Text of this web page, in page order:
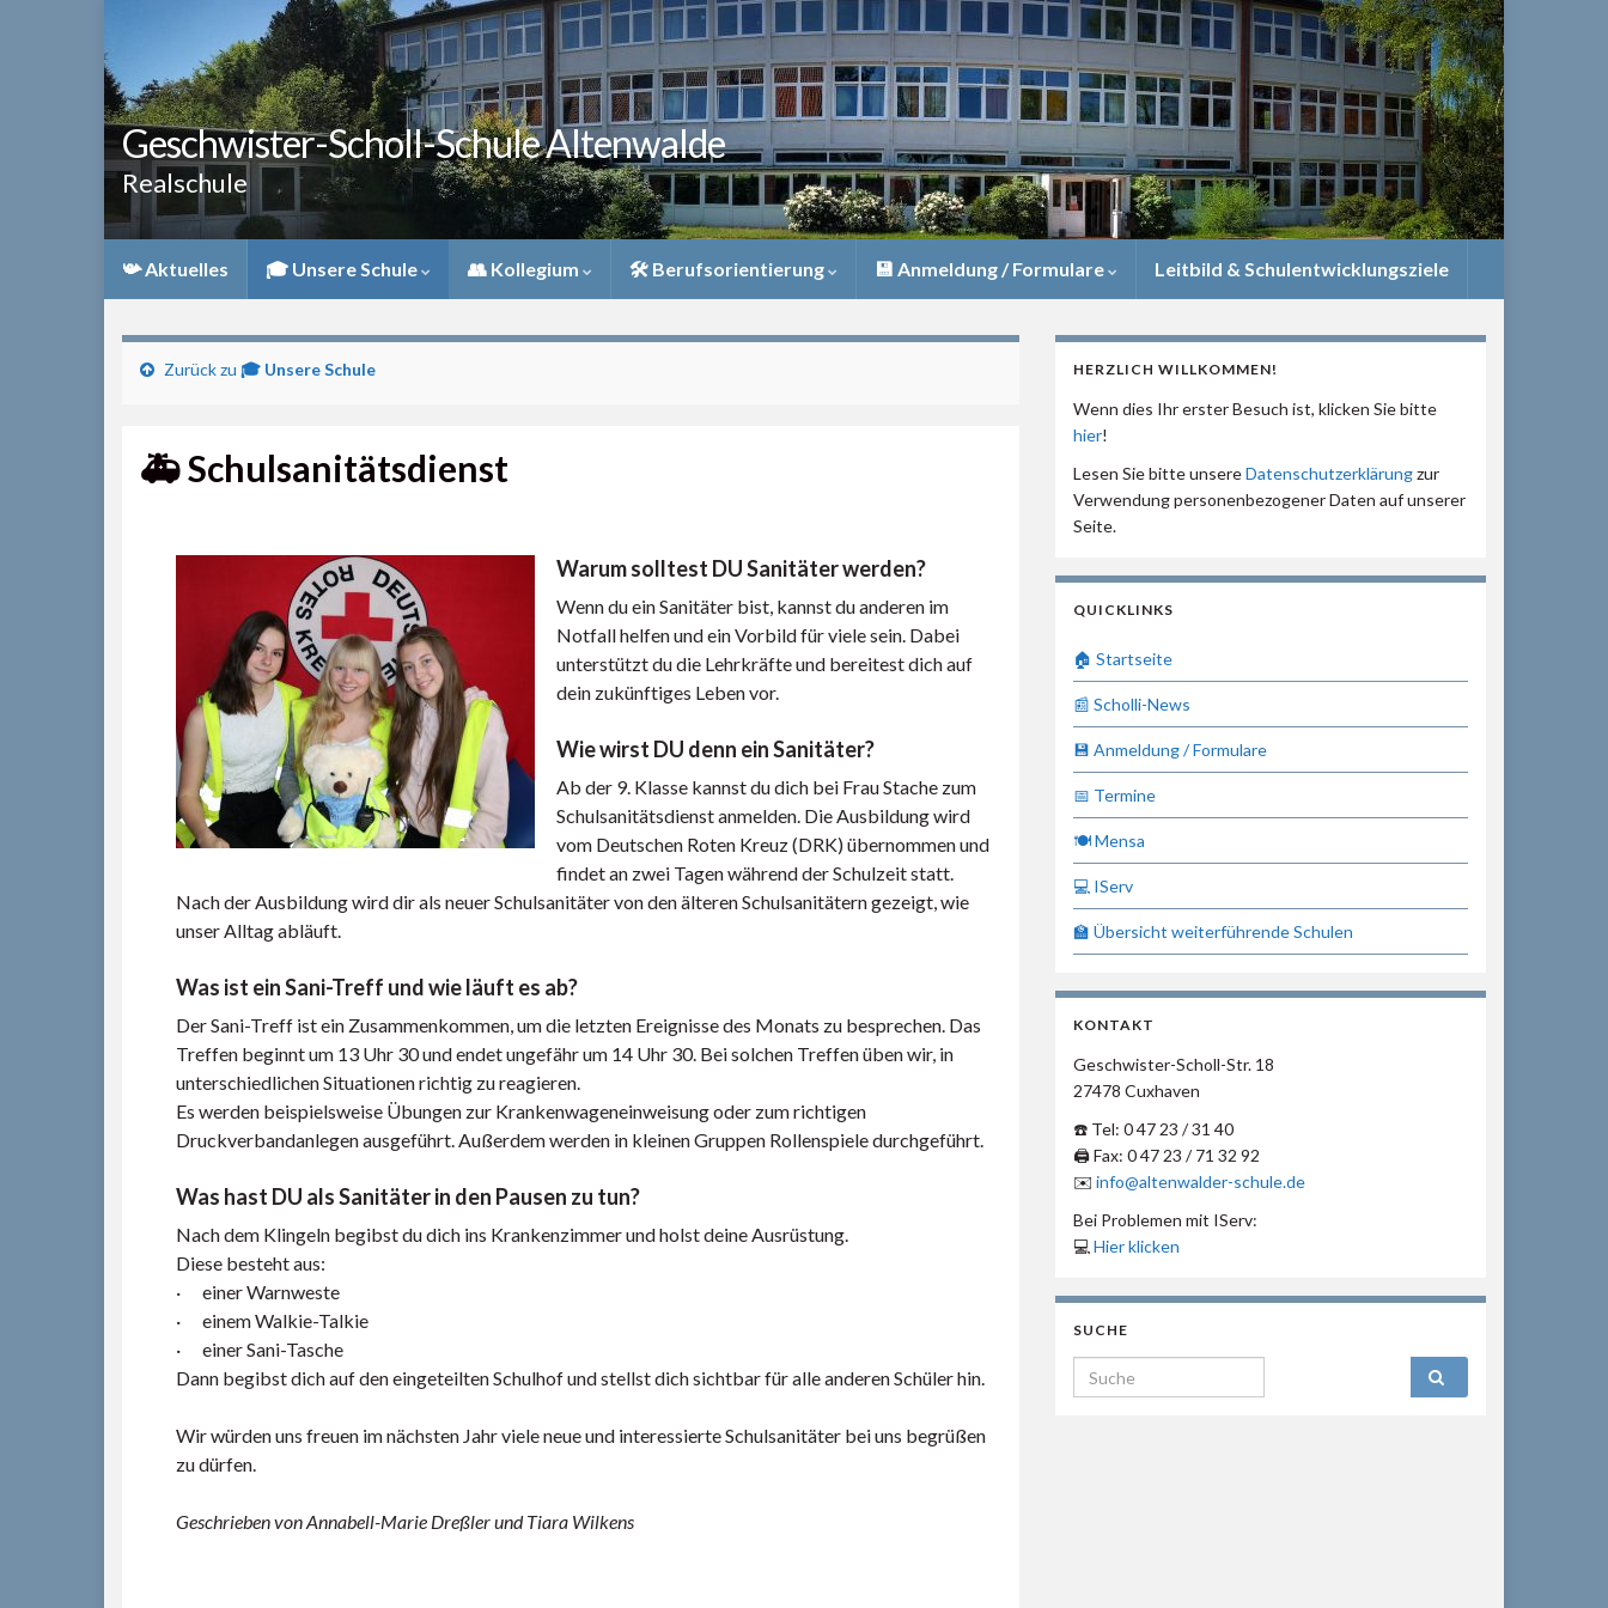
Geschwister-Scholl-Schule Altenwalde
Realschule
📯 Aktuelles 🎓 Unsere Schule 👥 Kollegium 🛠 Berufsorientierung 💾 Anmeldung / Formulare Leitbild & Schulentwicklungsziele
Zurück zu 🎓 Unsere Schule
🚑 Schulsanitätsdienst
Warum solltest DU Sanitäter werden?
Wenn du ein Sanitäter bist, kannst du anderen im
Notfall helfen und ein Vorbild für viele sein. Dabei
unterstützt du die Lehrkräfte und bereitest dich auf
dein zukünftiges Leben vor.
Wie wirst DU denn ein Sanitäter?
Ab der 9. Klasse kannst du dich bei Frau Stache zum
Schulsanitätsdienst anmelden. Die Ausbildung wird
vom Deutschen Roten Kreuz (DRK) übernommen und
findet an zwei Tagen während der Schulzeit statt.
Nach der Ausbildung wird dir als neuer Schulsanitäter von den älteren Schulsanitätern gezeigt, wie
unser Alltag abläuft.
Was ist ein Sani-Treff und wie läuft es ab?
Der Sani-Treff ist ein Zusammenkommen, um die letzten Ereignisse des Monats zu besprechen. Das
Treffen beginnt um 13 Uhr 30 und endet ungefähr um 14 Uhr 30. Bei solchen Treffen üben wir, in
unterschiedlichen Situationen richtig zu reagieren.
Es werden beispielsweise Übungen zur Krankenwageneinweisung oder zum richtigen
Druckverbandanlegen ausgeführt. Außerdem werden in kleinen Gruppen Rollenspiele durchgeführt.
Was hast DU als Sanitäter in den Pausen zu tun?
Nach dem Klingeln begibst du dich ins Krankenzimmer und holst deine Ausrüstung.
Diese besteht aus:
· einer Warnweste
· einem Walkie-Talkie
· einer Sani-Tasche
Dann begibst dich auf den eingeteilten Schulhof und stellst dich sichtbar für alle anderen Schüler hin.
Wir würden uns freuen im nächsten Jahr viele neue und interessierte Schulsanitäter bei uns begrüßen
zu dürfen.
Geschrieben von Annabell-Marie Dreßler und Tiara Wilkens
HERZLICH WILLKOMMEN!
Wenn dies Ihr erster Besuch ist, klicken Sie bitte
hier!
Lesen Sie bitte unsereDatenschutzerklärungzur
Verwendung personenbezogener Daten auf unserer
Seite.
QUICKLINKS
🏠 Startseite
📰 Scholli-News
💾 Anmeldung / Formulare
📅 Termine
🍽 Mensa
💻 IServ
🏫 Übersicht weiterführende Schulen
KONTAKT
Geschwister-Scholl-Str. 18
27478 Cuxhaven
☎️ Tel: 0 47 23 / 31 40
🖨 Fax: 0 47 23 / 71 32 92
✉️ info@altenwalder-schule.de
Bei Problemen mit IServ:
💻 Hier klicken
SUCHE
Search for: